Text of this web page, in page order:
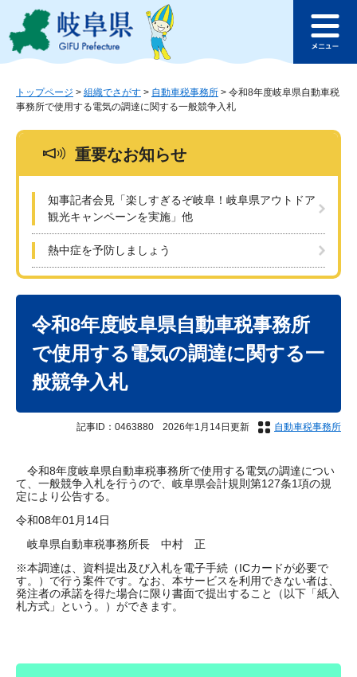
ジ
ュ
このページの本文へ
ュ
トップページ > 組織でさがす > 自動車税事務所 > 令和8年度岐阜県自動車税
事務所で使用する電気の調達に関する一般競争入札
重要なお知らせ
知事記者会見「楽しすぎるぞ岐阜！岐阜県アウトドア
観光キャンペーンを実施」他
熱中症を予防しましょう
令和8年度岐阜県自動車税事務所
で使用する電気の調達に関する一
般競争入札
記事ID：0463880 2026年1月14日更新 自動車税事務所
令和8年度岐阜県自動車税事務所で使用する電気の調達につい
て、一般競争入札を行うので、岐阜県会計規則第127条1項の規
定により公告する。
令和08年01月14日
岐阜県自動車税事務所長 中村 正
※本調達は、資料提出及び入札を電子手続（ICカードが必要で
す。）で行う案件です。なお、本サービスを利用できない者は、
発注者の承諾を得た場合に限り書面で提出すること（以下「紙入
札方式」という。）ができます。